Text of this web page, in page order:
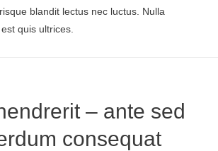
blandit lectus nec luctus. Nulla
quis ultrices.
– ante sed
consequat